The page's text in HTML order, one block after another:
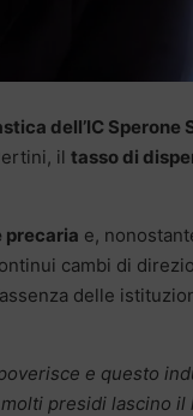
dell’IC Sperone
il tasso di
precaria e,
cambi di
delle
e questo
presidi lascino il